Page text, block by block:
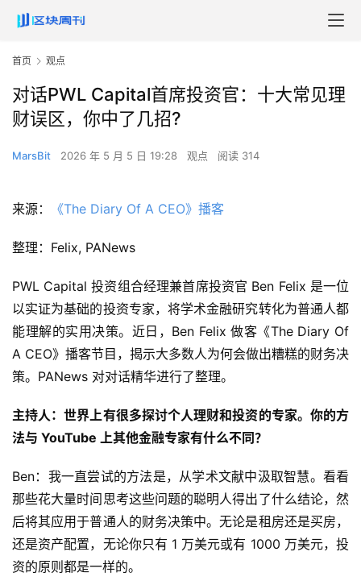
首页 观点
对话PWL Capital首席投资官：十大常见理
财误区，你中了几招?
MarsBit 2026 年 5 月 5 日 19:28 观点 阅读 314
来源： 《The Diary Of A CEO》播客
整理：Felix, PANews
PWL Capital 投资组合经理兼首席投资官 Ben Felix 是一位
以实证为基础的投资专家，将学术金融研究转化为普通人都
能理解的实用决策。近日，Ben Felix 做客《The Diary Of
A CEO》播客节目，揭示大多数人为何会做出糟糕的财务决
策。PANews 对对话精华进行了整理。
主持人：世界上有很多探讨个人理财和投资的专家。你的方
法与 YouTube 上其他金融专家有什么不同？
Ben：我一直尝试的方法是，从学术文献中汲取智慧。看看
那些花大量时间思考这些问题的聪明人得出了什么结论，然
后将其应用于普通人的财务决策中。无论是租房还是买房，
还是资产配置，无论你只有 1 万美元或有 1000 万美元，投
资的原则都是一样的。